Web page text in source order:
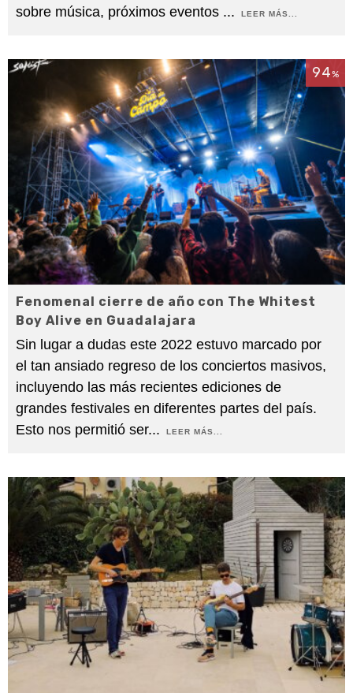
sobre música, próximos eventos ... LEER MÁS...
94%
Fenomenal cierre de año con The Whitest
Boy Alive en Guadalajara
Sin lugar a dudas este 2022 estuvo marcado por
el tan ansiado regreso de los conciertos masivos,
incluyendo las más recientes ediciones de
grandes festivales en diferentes partes del país.
Esto nos permitió ser... LEER MÁS...